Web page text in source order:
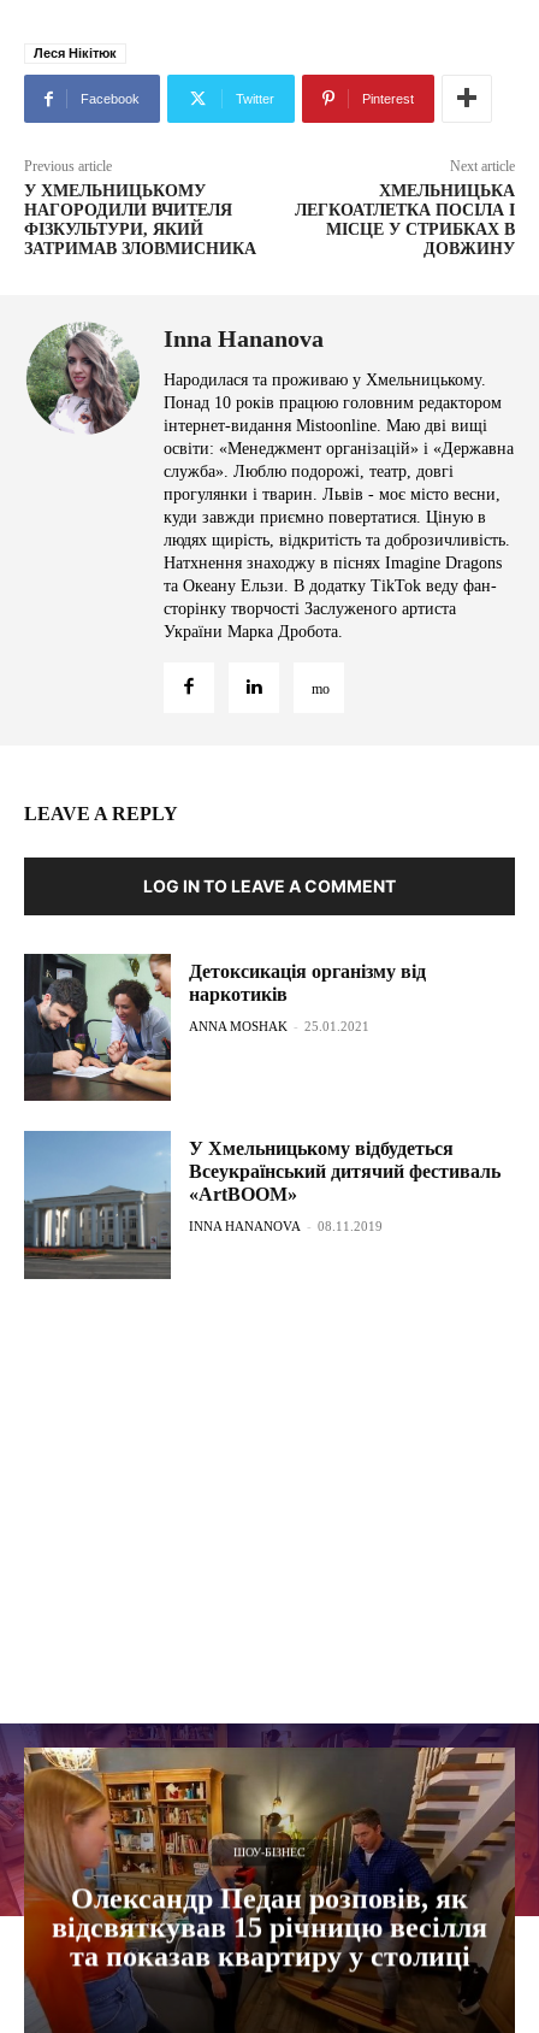
Леся Нікітюк
Facebook Twitter Pinterest
Previous article
У ХМЕЛЬНИЦЬКОМУ
НАГОРОДИЛИ ВЧИТЕЛЯ
ФІЗКУЛЬТУРИ, ЯКИЙ
ЗАТРИМАВ ЗЛОВМИСНИКА
Next article
ХМЕЛЬНИЦЬКА
ЛЕГКОАТЛЕТКА ПОСІЛА І
МІСЦЕ У СТРИБКАХ В
ДОВЖИНУ
Inna Hananova
Народилася та проживаю у Хмельницькому.
Понад 10 років працюю головним редактором
інтернет-видання Mistoonline. Маю дві вищі
освіти: «Менеджмент організацій» і «Державна
служба». Люблю подорожі, театр, довгі
прогулянки і тварин. Львів - моє місто весни,
куди завжди приємно повертатися. Ціную в
людях щирість, відкритість та доброзичливість.
Натхнення знаходжу в піснях Imagine Dragons
та Океану Ельзи. В додатку TikTok веду фан-
сторінку творчості Заслуженого артиста
України Марка Дробота.
LEAVE A REPLY
LOG IN TO LEAVE A COMMENT
Детоксикація організму від
наркотиків
ANNA MOSHAK - 25.01.2021
У Хмельницькому відбудеться
Всеукраїнський дитячий фестиваль
«ArtBOOM»
INNA HANANOVA - 08.11.2019